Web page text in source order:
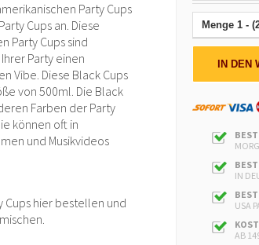
Party Cups
Cups an. Diese
Party Cups sind
Party einen
Vibe. Diese Black Cups
von 500ml. Die Black
Farben der Party
können oft in
und Musikvideos
Cups hier bestellen und
IN DEN
IN
USA
AB